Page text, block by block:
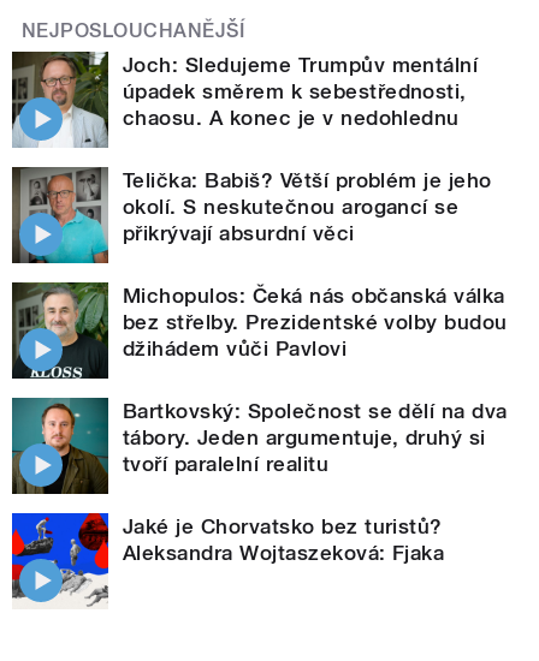
NEJPOSLOUCHANĚJŠÍ
Joch: Sledujeme Trumpův mentální
úpadek směrem k sebestřednosti,
chaosu. A konec je v nedohlednu
Telička: Babiš? Větší problém je jeho
okolí. S neskutečnou arogancí se
přikrývají absurdní věci
Michopulos: Čeká nás občanská válka
bez střelby. Prezidentské volby budou
džihádem vůči Pavlovi
Bartkovský: Společnost se dělí na dva
tábory. Jeden argumentuje, druhý si
tvoří paralelní realitu
Jaké je Chorvatsko bez turistů?
Aleksandra Wojtaszeková: Fjaka